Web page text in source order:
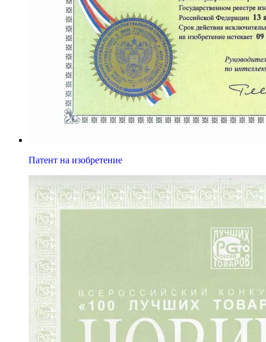
Патент на изобретение